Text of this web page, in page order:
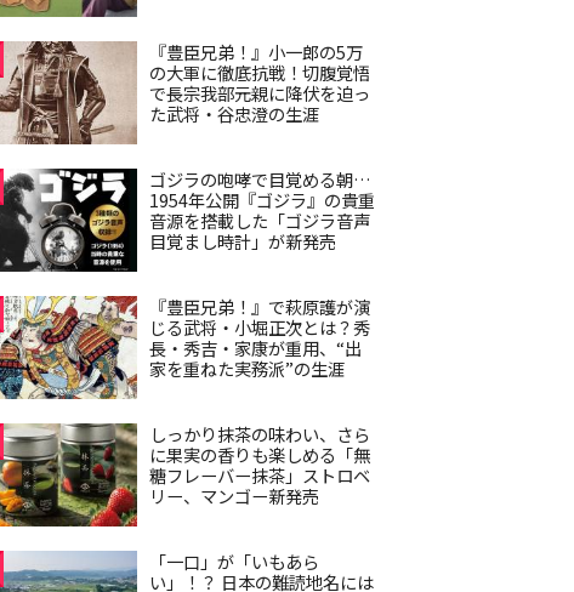
『豊臣兄弟！』小一郎の5万
の大軍に徹底抗戦！切腹覚悟
で長宗我部元親に降伏を迫っ
た武将・谷忠澄の生涯
ゴジラの咆哮で目覚める朝…
1954年公開『ゴジラ』の貴重
音源を搭載した「ゴジラ音声
目覚まし時計」が新発売
『豊臣兄弟！』で萩原護が演
じる武将・小堀正次とは？秀
長・秀吉・家康が重用、“出
家を重ねた実務派”の生涯
しっかり抹茶の味わい、さら
に果実の香りも楽しめる「無
糖フレーバー抹茶」ストロベ
リー、マンゴー新発売
「一口」が「いもあら
い」！？ 日本の難読地名には